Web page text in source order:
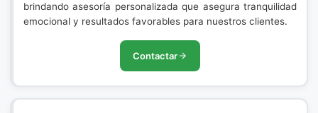
brindando asesoría personalizada que asegura tranquilidad
emocional y resultados favorables para nuestros clientes.
Contactar